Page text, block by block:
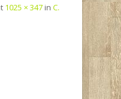
1025 × 347 in C.